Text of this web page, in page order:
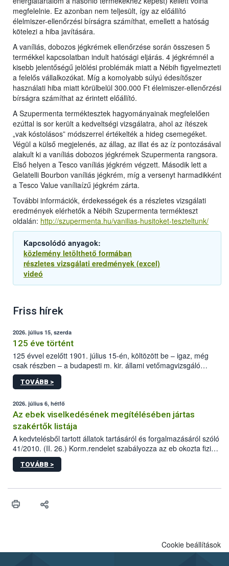
megfelelnie. Ez azonban nem teljesült, így az előállító
élelmiszer-ellenőrzési bírságra számíthat, emellett a hatóság
kötelezi a hiba javítására.
A vaníliás, dobozos jégkrémek ellenőrzése során összesen 5
termékkel kapcsolatban indult hatósági eljárás. 4 jégkrémnél a
kisebb jelentőségű jelölési problémák miatt a Nébih figyelmezteti
a felelős vállalkozókat. Míg a komolyabb súlyú édesítőszer
használati hiba miatt körülbelül 300.000 Ft élelmiszer-ellenőrzési
bírságra számíthat az érintett előállító.
A Szupermenta terméktesztek hagyományainak megfelelően
ezúttal is sor került a kedveltségi vizsgálatra, ahol az ítészek
„vak kóstolásos” módszerrel értékelték a hideg csemegéket.
Végül a külső megjelenés, az állag, az illat és az íz pontozásával
alakult ki a vaníliás dobozos jégkrémek Szupermenta rangsora.
Első helyen a Tesco vaníliás jégkrém végzett. Második lett a
Gelatelli Bourbon vaníliás jégkrém, míg a versenyt harmadikként
a Tesco Value vaníliaízű jégkrém zárta.
További információk, érdekességek és a részletes vizsgálati
eredmények elérhetők a Nébih Szupermenta termékteszt
oldalán: http://szupermenta.hu/vanilias-husitoket-teszteltunk/
Kapcsolódó anyagok:
közlemény letölthető formában
részletes vizsgálati eredmények (excel)
videó
Friss hírek
2026. július 15, szerda
125 éve történt
125 évvel ezelőtt 1901. július 15-én, költözött be – igaz, még
csak részben – a budapesti m. kir. állami vetőmagvizsgáló
állomás a Kis Rókus utca 15. szám alatti, Czigler Győző által
tervezett új épületébe.
TOVÁBB >
2026. július 6, hétfő
Az ebek viselkedésének megítélésében jártas
szakértők listája
A kedvtelésből tartott állatok tartásáról és forgalmazásáról szóló
41/2010. (II. 26.) Korm.rendelet szabályozza az eb okozta fizikai
sérülés, illetve ennek veszélye keletkezésekor felmerülő
hatósági feladatokat, valamint a veszélyes eb tartását és annak
vonni az ebek viselkedésének megítélésében jártas szakértőt.
TOVÁBB >
Cookie beállítások